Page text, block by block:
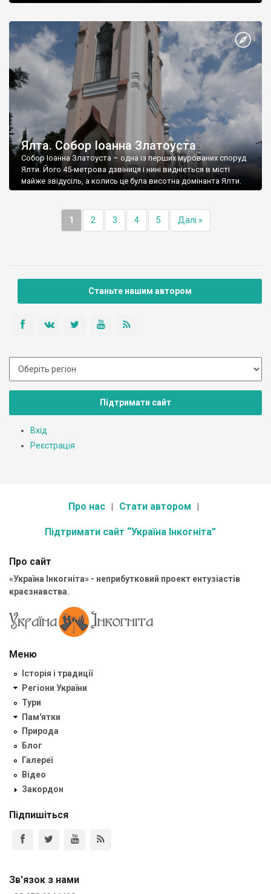
Ялта. Собор Іоанна Златоуста
Собор Іоанна Златоуста – одна із перших мурованих споруд
Ялти. Його 45-метрова дзвіниця і нині видніється в місті
майже звідусіль, а колись це була висотна домінанта Ялти.
1 2 3 4 5 Далі »
Станьте нашим автором
Підтримати сайт
Вхід
Реєстрація
Про нас Стати автором
Підтримати сайт “Україна Інкогніта”
Про сайт
«Україна Інкогніта» - неприбутковий проект ентузіастів
краєзнавства.
Меню
Історія і традиції
Регіони України
Тури
Пам'ятки
Природа
Блог
Галереї
Відео
Закордон
Підпишіться
Зв'язок з нами